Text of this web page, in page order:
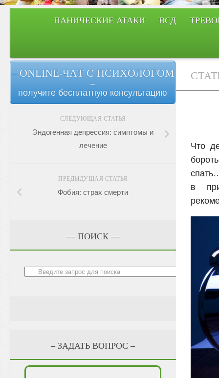
ПАНИЧЕСКИЕ АТАКИ ВСД
Что
в
– ONLINE-ЧАТ С ПСИХОЛОГОМ
–
получите бесплатную консультацию
СЛЕДУЮЩАЯ СТАТЬЯ
Эндогенная депрессия: симптомы и
лечение
ПРЕДЫДУЩАЯ СТАТЬЯ
Фобия: страх смерти
— ПОИСК —
– ЗАДАТЬ ВОПРОС –